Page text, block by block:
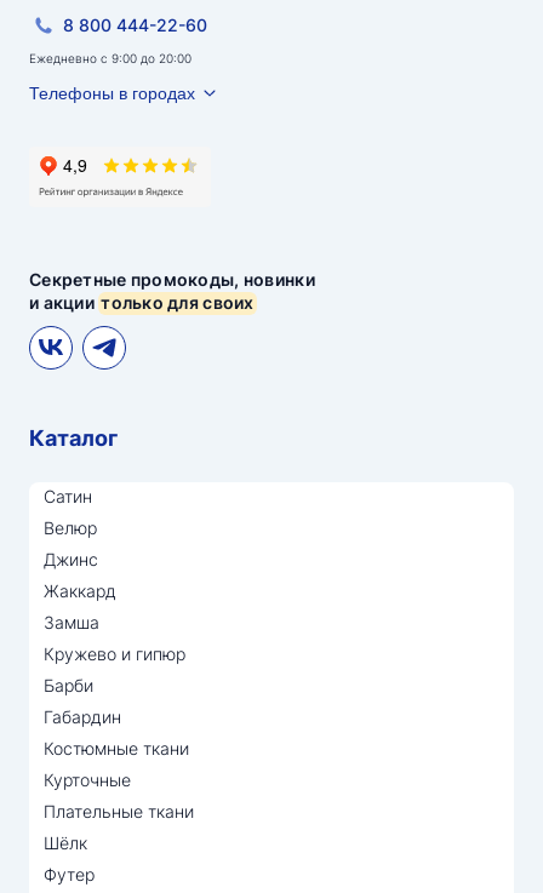
Секретные промокоды, новинки
и акциитолько для своих
8 800 444-22-60
Ежедневно с 9:00 до 20:00
Телефоны в городах
Каталог
Сатин
Велюр
Джинс
Жаккард
Замша
Кружево и гипюр
Барби
Габардин
Костюмные ткани
Курточные
Плательные ткани
Шёлк
Футер